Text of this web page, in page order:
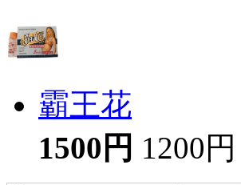
霸王花
1500円 1200円